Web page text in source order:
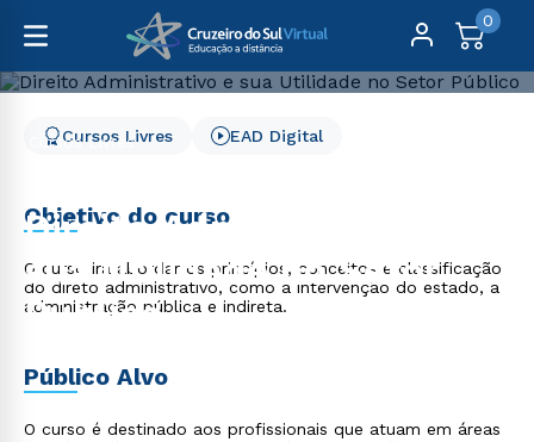
0
Cursos Livres
Direito Administrativo e
sua Utilidade no Setor
Público
Cursos Livres EAD Digital
Objetivo do curso
O curso irá abordar os princípios, conceitos e classificação
do direto administrativo, como a intervenção do estado, a
administração pública e indireta.
Público Alvo
O curso é destinado aos profissionais que atuam em áreas